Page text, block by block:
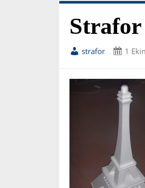
strafor 1